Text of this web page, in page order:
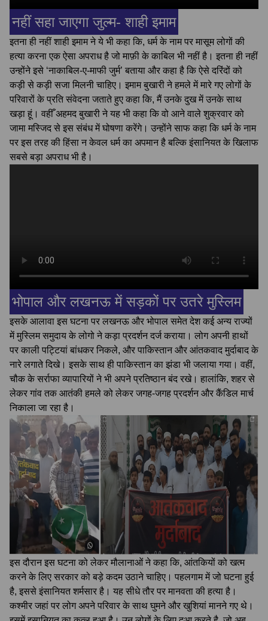
नहीं सहा जाएगा जुल्म- शाही इमाम
इतना ही नहीं शाही इमाम ने ये भी कहा कि, धर्म के नाम पर मासूम लोगों की
हत्या करना एक ऐसा अपराध है जो माफ़ी के काबिल भी नहीं है। इतना ही नहीं
उन्होंने इसे ‘नाकाबिल-ए-माफी जुर्म’ बताया और कहा है कि ऐसे दरिंदों को
कड़ी से कड़ी सजा मिलनी चाहिए। इमाम बुखारी ने हमले में मारे गए लोगों के
परिवारों के प्रति संवेदना जताते हुए कहा कि, मैं उनके दुख में उनके साथ
खड़ा हूं। वहीँ अहमद बुखारी ने यह भी कहा कि वो आने वाले शुक्रवार को
जामा मस्जिद से इस संबंध में घोषणा करेंगे। उन्होंने साफ कहा कि धर्म के नाम
पर इस तरह की हिंसा न केवल धर्म का अपमान है बल्कि इंसानियत के खिलाफ
सबसे बड़ा अपराध भी है।
भोपाल और लखनऊ में सड़कों पर उतरे मुस्लिम
इसके आलावा इस घटना पर लखनऊ और भोपाल समेत देश कई अन्य राज्यों
में मुस्लिम समुदाय के लोगो ने कड़ा प्रदर्शन दर्ज कराया। लोग अपनी हाथों
पर काली पट्टियां बांधकर निकले, और पाकिस्तान और आंतकवाद मुर्दाबाद के
नारे लगाते दिखे। इसके साथ ही पाकिस्तान का झंडा भी जलाया गया। वहीं,
चौक के सर्राफा व्यापारियों ने भी अपने प्रतिष्ठान बंद रखे। हालांकि, शहर से
लेकर गांव तक आतंकी हमले को लेकर जगह-जगह प्रदर्शन और कैंडिल मार्च
निकाला जा रहा है।
इस दौरान इस घटना को लेकर मौलानाओं ने कहा कि, आंतकियों को खत्म
करने के लिए सरकार को बड़े कदम उठाने चाहिए। पहलगाम में जो घटना हुई
है, इससे इंसानियत शर्मसार है। यह सीधे तौर पर मानवता की हत्या है।
कश्मीर जहां पर लोग अपने परिवार के साथ घुमने और खुशियां मानने गए थे।